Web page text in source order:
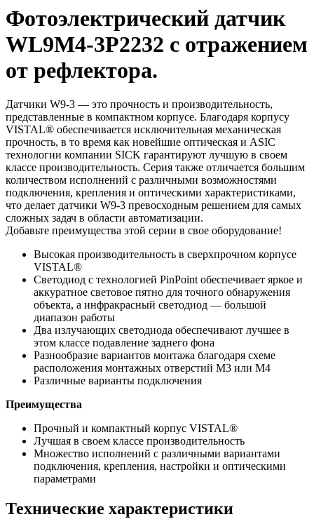
Фотоэлектрический датчик
WL9M4-3P2232 с отражением
от рефлектора.
Датчики W9-3 — это прочность и производительность,
представленные в компактном корпусе. Благодаря корпусу
VISTAL® обеспечивается исключительная механическая
прочность, в то время как новейшие оптическая и ASIC
технологии компании SICK гарантируют лучшую в своем
классе производительность. Серия также отличается большим
количеством исполнений с различными возможностями
подключения, крепления и оптическими характеристиками,
что делает датчики W9-3 превосходным решением для самых
сложных задач в области автоматизации.
Добавьте преимущества этой серии в свое оборудование!
Высокая производительность в сверхпрочном корпусе
VISTAL®
Светодиод с технологией PinPoint обеспечивает яркое и
аккуратное световое пятно для точного обнаружения
объекта, а инфракрасный светодиод — большой
диапазон работы
Два излучающих светодиода обеспечивают лучшее в
этом классе подавление заднего фона
Разнообразие вариантов монтажа благодаря схеме
расположения монтажных отверстий M3 или M4
Различные варианты подключения
Преимущества
Прочный и компактный корпус VISTAL®
Лучшая в своем классе производительность
Множество исполнений с различными вариантами
подключения, крепления, настройки и оптическими
параметрами
Технические характеристики